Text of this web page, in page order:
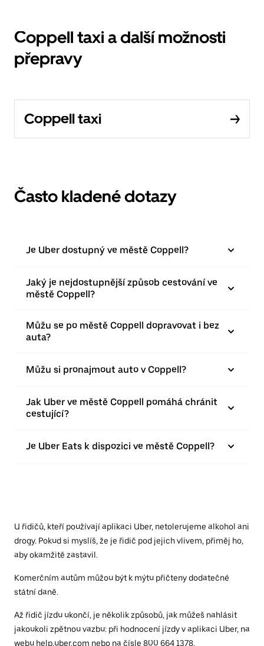
Coppell taxi a další možnosti
přepravy
Coppell taxi
Často kladené dotazy
Je Uber dostupný ve městě Coppell?
Jaký je nejdostupnější způsob cestování ve
městě Coppell?
Můžu se po městě Coppell dopravovat i bez
auta?
Můžu si pronajmout auto v Coppell?
Jak Uber ve městě Coppell pomáhá chránit
cestující?
Je Uber Eats k dispozici ve městě Coppell?
U řidičů, kteří používají aplikaci Uber, netolerujeme alkohol ani
drogy. Pokud si myslíš, že je řidič pod jejich vlivem, přiměj ho,
aby okamžitě zastavil.
Komerčním autům můžou být k mýtu přičteny dodatečné
státní daně.
Až řidič jízdu ukončí, je několik způsobů, jak můžeš nahlásit
jakoukoli zpětnou vazbu: při hodnocení jízdy v aplikaci Uber, na
webu help.uber.com nebo na čísle 800 664 1378.